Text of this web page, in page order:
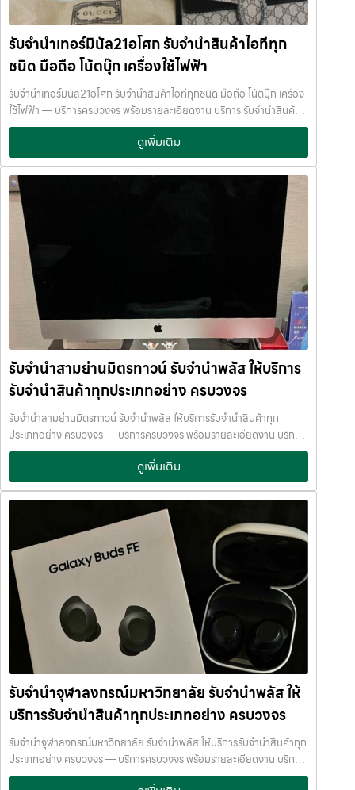
มือสองยังดี✔ ร้านรับจำนำสนใจเป็นพิเศษ เหมาะสำหรับคนที่ต้องการ รับ
จำนำโทรศัพท์ Samsung หรือ จำนำ Samsung Galaxy ค่ะ Xiaomi รุ่น
สเปกแรง ราคาคุ้ม มือถือ Xiaomi ได้รับความนิยมมากในกลุ่มผู้ใช้จริง และ
ตลาดมือสองเริ่มแข็งแรงขึ้น รุ่นที่แนะนำ: Xiaomi 14 / 14 Pro Xiaomi 13
Pro Redmi Note 13 Pro+ แม้ราคาจะไม่สูงเท่า iPhone แต่ยังสามารถ
รับจำนำโทรศัพท์ Xiaomi ได้ในราคาที่คุ้มค่า เหมาะกับคนต้องการเงินด่วน
ระยะสั้นค่ะ OPPO รุ่นที่ร้านรับจำนำสนใจ OPPO เป็นมือถือที่มีดีไซน์สวย
และมีฐานลูกค้าค่อนข้างกว้าง รุ่นที่รับจำนำได้ดี: OPPO Find X7 / X6
Pro OPPO Reno 11 Pro เหมาะสำหรับการ รับฝากมือถือ OPPO โดยเฉ
พาะรุ่นท็อปหรือรุ่นที่สภาพดีครบกล่องค่ะ Vivo และ Google Pixel มือถือ
กลุ่มนี้เป็นสายเฉพาะทาง แต่ยังสามารถนำมาจำนำได้ รุ่นที่น่าสนใจ: Vivo
X100 Pro Vivo X90 Google Pixel 8 Pro Google Pixel 7 Pro หาก
เป็นรุ่นเรือธง สภาพดี
ร้านยังสามารถ รับจำนำโทรศัพท์ Vivo / Google
Pixel ได้ค่ะ ปัจจัยที่ทำให้โทรศัพท์รับจำนำได้ราคาดี ก่อนนำมือถือมารับ
จำนำ ควรเช็กสิ่งเหล่านี้ค่ะ รุ่นใหม่หรือรุ่นเรือธง สภาพเครื่องดี หน้าจอไม่
แตก แบตไม่เสื่อมหนัก อุปกรณ์ครบ (กล่อง สาย ชาร์จ) ไม่ติดล็อก iCloud
/ Google Account ยิ่งสภาพดี ราคาจำนำก็ยิ่งสูงค่ะ รับจำนำโทรศัพท์ที่
JumnumPlus ดีอย่างไร ที่ JumnumPlus เราให้บริการ รับจำนำโทรศัพท์
ทุกแบรนด์ ทุกระบบ ✔ ประเมินราคาฟรี✔ ให้ราคาตามตลาดจริง✔ ไม่กด
ราคา✔…
รับจำนำเทอร์มินัล21อโศก รับจำนำสินค้าไอทีทุก
ชนิด มือถือ โน้ตบุ๊ก เครื่องใช้ไฟฟ้า
รับจำนำเทอร์มินัล21อโศก รับจำนำสินค้าไอทีทุกชนิด มือถือ โน้ตบุ๊ก เครื่อง
ใช้ไฟฟ้า — บริการครบวงจร พร้อมรายละเอียดงาน บริการ รับจำนำสินค้า
ไอทีทุกชนิด พร้อมให้บริการในเขต ลาดพร้าว แจ้งวัฒนะ สีลม รัชดา บางแค
รามอินทรา บางนา ด้วยมาตรฐาน รวดเร็ว ปลอดภัย ให้ราคาสูง รับจำนำเท
อร์มินัล21อโศก — รับจำนำสินค้าไอทีทุกชนิด มือถือ โน้ตบุ๊ก เครื่องใช้ไฟฟ้า
รับจำนำเทอร์มินัล21อโศก รับจำนำสินค้าไอทีทุกชนิด มือถือ โน้ตบุ๊ก เครื่อง
ใช้ไฟฟ้า บริการครอบคลุมพื้นที่ ลาดพร้าว แจ้งวัฒนะ สีลม รัชดา บางแค
รามอินทรา บางนา รับจำนำเทอร์มินัล21อโศก บริการครอบคลุมพื้นที่
ลาดพร้าว แจ้งวัฒนะ สีลม รัชดา บางแค รามอินทรา บางนา จำนำพลัส
JumnumPlus.com บริการรับจำนำที่เชื่อถือได้ในกรุงเทพฯ โทรศัพท์ มือ
ถือ โน้ตบุ๊ก เครื่องใช้ไฟฟ้า และสินทรัพย์มีค่าอื่น ๆ ทำไมเลือก รับจำนำพลัส
(JumnumPlus) เมื่อคุณต้องการเงินด่วน เราที่ รับจำนำพลัส ให้บริการรับ
จำนำสินค้าทุกประเภทอย่างครบวงจร — ไม่ว่าจะเป็น โทรศัพท์มือถือ
โน้ตบุ๊ก เครื่องใช้ไฟฟ้า หรือ สินทรัพย์มีค่าอื่น ๆ — พร้อมประเมินราคาอย่าง
เป็นธรรม ให้ราคาสูง และจ่ายเงินสดรวดเร็วภายในไม่กี่นาที เรามีมาตรฐาน
การให้บริการที่ โปร่งใส ปลอดภัย เชื่อถือได้ การดูแลสินค้าทุกชิ้นอย่างดี
ภายในสถานที่ที่มีระบบรักษาความปลอดภัยครบครัน ทีมงานเชี่ยวชาญ
พร้อมให้คำปรึกษาอย่างมืออาชีพ คุณได้รับเงินจริงทันที ไม่ต้องรอนาน การ
บริการของเราออกแบบมาเพื่อตอบโจทย์ลูกค้าที่ต้องการเงินด่วนโดยไม่
ต้องขายสินทรัพย์ เราเข้าใจความรู้สึกของลูกค้า เรารักษาความลับ และ
พยายามให้บริการด้วยความอ่อนโยน สุจริต และไว้วางใจได้ พื้นที่บริการ
ของ รับจำนำพลัส เพื่อให้ครอบคลุมกลุ่มลูกค้าในหลายเขตกรุงเทพฯ เรามี
จุดบริการในหลายพื้นที่สำคัญดังนี้: เขต ลาดพร้าว เขต แจ้งวัฒนะ เขต สีลม
เขต รัชดา เขต บางแค เขต รามอินทรา เขต บางนา ไม่ว่าคุณอยู่ในซอย
ลาดพร้าวโชคชัย4 ลาดปลาเค้า รัชดาซอย หรือใกล้แยกสีลม ช่องนนทรี
บางนา เมกาบางนา บางแค เดอะมอลล์บางแค รามอินทรา กม.8 หรือใกล้
โชว์รูมแจ้งวัฒนะ — เราพร้อมให้บริการถึงที่ บริการรับจำนำสินค้าที่ให้
บริการ ที่ รับจำนำพลัส เรามีบริการครอบคลุมหลากหลายประเภทสินค้าที่
ลูกค้าต้องการจำนำ ดังนี้: รับจำนำ โทรศัพท์มือถือ / สมาร์ตโฟน (iPhone,
Samsung, Huawei, Oppo ฯลฯ) รับจำนำ โน้ตบุ๊ก / คอมพิวเตอร์ /
แล็ปท็อป รับจำนำ แท็บเล็ต / iPad รับจำนำ เครื่องใช้ไฟฟ้าเล็ก / เครื่องใช้
ไฟฟ้าภายในบ้าน รับจำนำ กล้องถ่ายรูป / กล้องดิจิตอล / อุปกรณ์ถ่ายภาพ
รับจำนำ ของสะสม / ของมีค่าอื่น ๆ บริการแต่ละประเภท ประเมินราคาตาม
สภาพสินค้า รุ่น ยี่ห้อ อายุการใช้งาน เราให้ราคาสูง พร้อมจ่ายเงินสดทันใจ
ความปลอดภัย และการดูแล ระบบกล้องวงจรปิด CCTV ทุกมุม ห้องนิรภัย
/ ตู้นิรภัย พนักงานผ่านการฝึกอบรม ประกันความเสียหาย / ความสูญหาย
บันทึกข้อมูลลูกค้าเป็นความลับ คำแนะนำสำหรับผู้ใช้บริการ เก็บสลิป /
เอกสารสัญญาอย่างดี อย่าเสียบแบตเตอรี่นานนับเดือน ไถ่ถอนก่อนหมด
กำหนด ติดต่อเราได้ทันทีหากมีปัญหา ลิงก์ที่เกี่ยวข้อง รับจำนำเทอร์มิ
นัล21อโศก รับจำนำเทอร์มินัล21อโศก
ดูเพิ่มเติม
รับจำนำสามย่านมิตรทาวน์ รับจำนำพลัส ให้บริการ
รับจำนำสินค้าทุกประเภทอย่าง ครบวงจร
รับจำนำสามย่านมิตรทาวน์ รับจำนำพลัส ให้บริการรับจำนำสินค้าทุก
ประเภทอย่าง ครบวงจร — บริการครบวงจร พร้อมรายละเอียดงาน บริการ
รับจำนำสินค้าไอทีทุกชนิด พร้อมให้บริการในเขต ลาดพร้าว แจ้งวัฒนะ สีลม
รัชดา บางแค รามอินทรา บางนา ด้วยมาตรฐาน รวดเร็ว ปลอดภัย ให้ราคา
สูง รับจำนำสามย่านมิตรทาวน์ — รับจำนำพลัส ให้บริการรับจำนำสินค้าทุก
ประเภทอย่าง ครบวงจร รับจำนำสามย่านมิตรทาวน์ รับจำนำพลัส ให้บริการ
รับจำนำสินค้าทุกประเภทอย่าง ครบวงจร จ่ายเงินสดทันที ไม่รอนาน รับ
จำนำสามย่านมิตรทาวน์ จ่ายเงินสดทันที ไม่รอนาน จำนำพลัส
JumnumPlus.com บริการรับจำนำที่เชื่อถือได้ในกรุงเทพฯ โทรศัพท์ มือ
ถือ โน้ตบุ๊ก เครื่องใช้ไฟฟ้า และสินทรัพย์มีค่าอื่น ๆ ทำไมเลือก รับจำนำพลัส
(JumnumPlus) เมื่อคุณต้องการเงินด่วน เราที่ รับจำนำพลัส ให้บริการรับ
จำนำสินค้าทุกประเภทอย่างครบวงจร — ไม่ว่าจะเป็น โทรศัพท์มือถือ
โน้ตบุ๊ก เครื่องใช้ไฟฟ้า หรือ สินทรัพย์มีค่าอื่น ๆ — พร้อมประเมินราคาอย่าง
เป็นธรรม ให้ราคาสูง และจ่ายเงินสดรวดเร็วภายในไม่กี่นาที เรามีมาตรฐาน
การให้บริการที่ โปร่งใส ปลอดภัย เชื่อถือได้ การดูแลสินค้าทุกชิ้นอย่างดี
ภายในสถานที่ที่มีระบบรักษาความปลอดภัยครบครัน ทีมงานเชี่ยวชาญ
พร้อมให้คำปรึกษาอย่างมืออาชีพ คุณได้รับเงินจริงทันที ไม่ต้องรอนาน การ
บริการของเราออกแบบมาเพื่อตอบโจทย์ลูกค้าที่ต้องการเงินด่วนโดยไม่
ต้องขายสินทรัพย์ เราเข้าใจความรู้สึกของลูกค้า เรารักษาความลับ และ
พยายามให้บริการด้วยความอ่อนโยน สุจริต และไว้วางใจได้ พื้นที่บริการ
ของ รับจำนำพลัส เพื่อให้ครอบคลุมกลุ่มลูกค้าในหลายเขตกรุงเทพฯ เรามี
จุดบริการในหลายพื้นที่สำคัญดังนี้: เขต ลาดพร้าว เขต แจ้งวัฒนะ เขต สีลม
เขต รัชดา เขต บางแค เขต รามอินทรา เขต บางนา ไม่ว่าคุณอยู่ในซอย
ดูเพิ่มเติม
รับจำนำจุฬาลงกรณ์มหาวิทยาลัย รับจำนำพลัส ให้
บริการรับจำนำสินค้าทุกประเภทอย่าง ครบวงจร
รับจำนำจุฬาลงกรณ์มหาวิทยาลัย รับจำนำพลัส ให้บริการรับจำนำสินค้าทุก
ประเภทอย่าง ครบวงจร — บริการครบวงจร พร้อมรายละเอียดงาน บริการ
รับจำนำสินค้าไอทีทุกชนิด พร้อมให้บริการในเขต ลาดพร้าว แจ้งวัฒนะ สีลม